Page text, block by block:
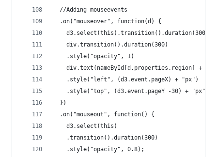
  //Adding mouseevents
  .on("mouseover", function(d) {
    div.transition().duration(300)
    .style("opacity", 1)
div.text(nameById[d.properties.region] + "
    .style("left", (d3.event.pageX) + "px")
    .style("top", (d3.event.pageY -30) + "px");
  })
  .on("mouseout", function() {
    d3.select(this)
    .transition().duration(300)
    .style("opacity", 0.8);